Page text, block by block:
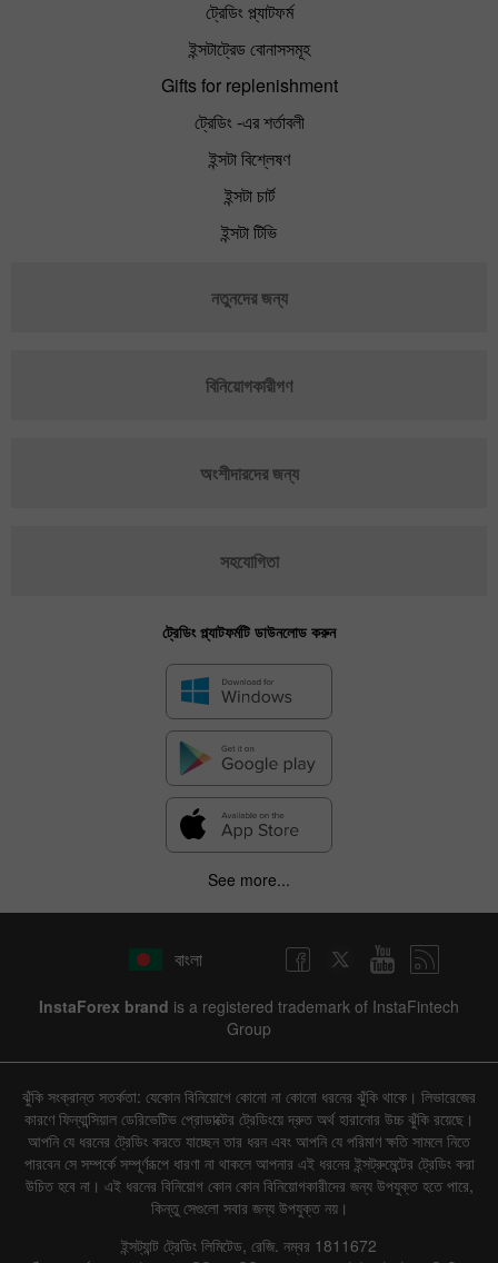
ট্রেডিং প্ল্যাটফর্ম
ইন্সটাট্রেড বোনাসসমূহ
Gifts for replenishment
ট্রেডিং -এর শর্তাবলী
ইন্সটা বিশ্লেষণ
ইন্সটা চার্ট
ইন্সটা টিভি
নতুনদের জন্য
বিনিয়োগকারীগণ
অংশীদারদের জন্য
সহযোগিতা
ট্রেডিং প্ল্যাটফর্মটি ডাউনলোড করুন
See more...
বাংলা
InstaForex brand is a registered trademark of InstaFintech
Group
ঝুঁকি সংক্রান্ত সতর্কতা: যেকোন বিনিয়োগে কোনো না কোনো ধরনের ঝুঁকি থাকে। লিভারেজের
কারণে ফিন্যান্সিয়াল ডেরিভেটিভ প্রোডাক্টের ট্রেডিংয়ে দ্রুত অর্থ হারানোর উচ্চ ঝুঁকি রয়েছে।
আপনি যে ধরনের ট্রেডিং করতে যাচ্ছেন তার ধরন এবং আপনি যে পরিমাণ ক্ষতি সামলে নিতে
পারবেন সে সম্পর্কে সম্পূর্ণরূপে ধারণা না থাকলে আপনার এই ধরনের ইন্সট্রুমেন্টের ট্রেডিং করা
উচিত হবে না। এই ধরনের বিনিয়োগ কোন কোন বিনিয়োগকারীদের জন্য উপযুক্ত হতে পারে,
কিন্তু সেগুলো সবার জন্য উপযুক্ত নয়।
ইন্সট্যান্ট ট্রেডিং লিমিটেড, রেজি. নম্বর 1811672